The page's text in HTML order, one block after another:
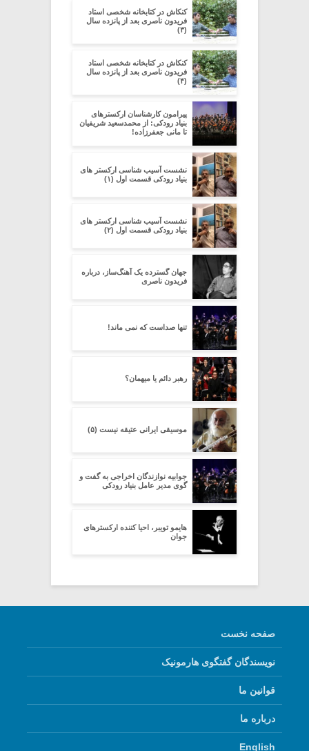
کنکاش در کتابخانه شخصی استاد
فریدون ناصری بعد از پانزده سال
(۳)
کنکاش در کتابخانه شخصی استاد
فریدون ناصری بعد از پانزده سال
(۴)
پیرامون کارشناسان ارکسترهای
بنیاد رودکی: از محمدسعید شریفیان
تا مانی جعفرزاده!
نشست آسیب شناسی ارکستر های
بنیاد رودکی قسمت اول (۱)
نشست آسیب شناسی ارکستر های
بنیاد رودکی قسمت اول (۲)
جهان گسترده یک آهنگ‌ساز، درباره
فریدون ناصری
تنها صداست که نمی ماند!
رهبر دائم یا میهمان؟
موسیقی ایرانی عتیقه نیست (۵)
جوابیه نوازندگان اخراجی به گفت و
گوی مدیر عامل بنیاد رودکی
هایمو تویبر، احیا کننده ارکسترهای
جوان
صفحه نخست
نویسندگان گفتگوی هارمونیک
قوانین ما
درباره ما
English